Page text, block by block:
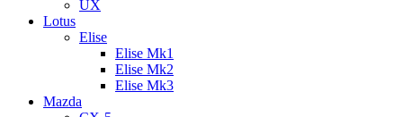
UX
Lotus
Elise
Elise Mk1
Elise Mk2
Elise Mk3
Mazda